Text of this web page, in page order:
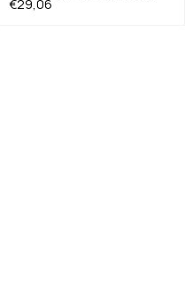
€29,06